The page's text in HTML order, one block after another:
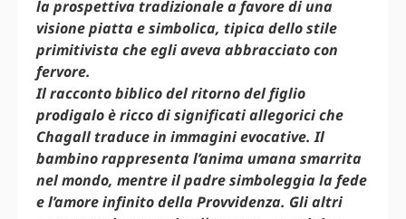
la prospettiva tradizionale a favore di una
visione piatta e simbolica, tipica dello stile
primitivista che egli aveva abbracciato con
fervore.
Il racconto biblico del ritorno del figlio
prodigalo è ricco di significati allegorici che
Chagall traduce in immagini evocative. Il
bambino rappresenta l’anima umana smarrita
nel mondo, mentre il padre simboleggia la fede
e l’amore infinito della Provvidenza. Gli altri